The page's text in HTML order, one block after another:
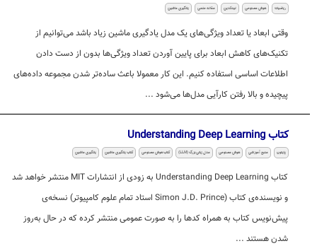
ریاضیات هوش مصنوعی لینکدین مقاله علمی یادگیری ماشین
وقتی ابعاد یا تعداد ویژگی‌های یک مدل یادگیری ماشین زیاد باشد می‌توانیم از
تکنیک‌های کاهش ابعاد برای پایین آوردن تعداد ویژگی‌ها بدون از دست دادن
اطلاعات اساسی استفاده کنیم. این کار معمولا باعث ساده‌تر شدن مجموعه داده‌های
پیچیده و بالا رفتن کارآیی مدل‌ها می‌شود ...
کتاب Understanding Deep Learning
منبع آموزشی هوش مصنوعی مدل زبانی بزرگ (LLM) کتاب هوش مصنوعی کتاب یادگیری ماشین یادگیری ماشین
کتاب Understanding Deep Learning به زودی از انتشارات MIT منتشر خواهد شد
و نویسنده‌ی کتاب (Simon J.D. Prince استاد تمام علوم کامپیوتر) نسخه‌ی
پیش‌نویس کتاب به همراه کدها را به صورت عمومی منتشر کرده که در حال به‌روز
شدن هستند ...